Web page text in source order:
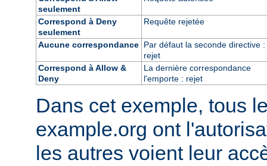
seulement
Correspond à Deny
seulement
Requête rejetée
Aucune correspondance Par défaut la seconde directive :
rejet
Correspond à Allow &
Deny
La dernière correspondance
l'emporte : rejet
Dans cet exemple, tous
example.org ont
les autres voient leur